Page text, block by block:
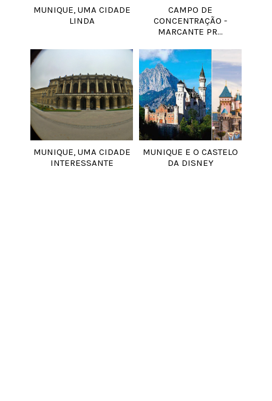
MUNIQUE, UMA CIDADE
LINDA
CAMPO DE
CONCENTRAÇÃO -
MARCANTE PR...
MUNIQUE, UMA CIDADE
INTERESSANTE
MUNIQUE E O CASTELO
DA DISNEY